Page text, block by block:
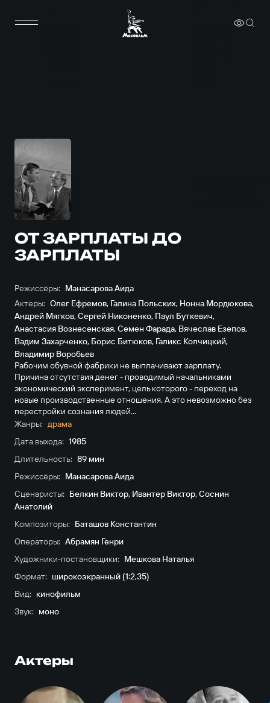
ОТ ЗАРПЛАТЫ ДО
ЗАРПЛАТЫ
Режиссёры: Манасарова Аида
Актеры: Олег Ефремов, Галина Польских, Нонна Мордюкова,
Андрей Мягков,Сергей Никоненко, Паул Буткевич,
Анастасия Вознесенская,Семен Фарада, Вячеслав Езепов,
Вадим Захарченко, Борис Битюков, Галикс Колчицкий,
Владимир Воробьев
Рабочим обувной фабрики не выплачивают зарплату.
Причина отсутствия денег - проводимый начальниками
экономический эксперимент, цель которого - переход на
новые пpоизводственные отношения. А это невозможно без
пеpестpойки сознания людей…
Жанры: драма
Дата выхода: 1985
Длительность: 89 мин
Режиссёры: Манасарова Аида
Сценаристы: Белкин Виктор, Ивантер Виктор,Соснин
Анатолий
Композиторы: Баташов Константин
Операторы: Абрамян Генри
Художники-постановщики: Мешкова Наталья
Формат: широкоэкранный (1:2,35)
Вид: кинофильм
Звук: моно
Актеры